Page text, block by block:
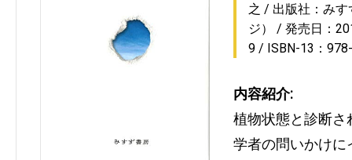
之
出版社：みす
ジ）
発売日：
9
ISBN-13：
内容紹介:
植物状態と診断さ
学者の問いかけに